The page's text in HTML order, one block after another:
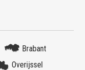
Brabant
Overijssel